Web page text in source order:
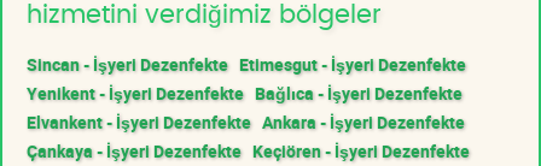
hizmetini verdiğimiz bölgeler
Sincan - İşyeri Dezenfekte Etimesgut - İşyeri Dezenfekte
Yenikent - İşyeri Dezenfekte Bağlıca - İşyeri Dezenfekte
Elvankent - İşyeri Dezenfekte Ankara - İşyeri Dezenfekte
Çankaya - İşyeri Dezenfekte Keçiören - İşyeri Dezenfekte